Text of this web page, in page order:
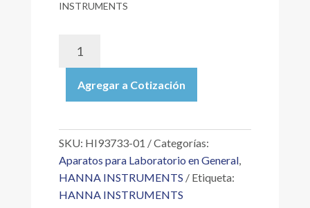
INSTRUMENTS
REACTIVOS
PARA
INTERVALO
MÉTODO
NESSLER,
PARA
Agregar a Cotización
SKU: HI93733-01
Categorías:
Aparatos para Laboratorio en General,
HANNA INSTRUMENTS
Etiqueta:
HANNA INSTRUMENTS